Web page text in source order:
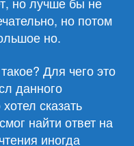
но потом
но.
Для чего это
данного
сказать
найти ответ на
иногда